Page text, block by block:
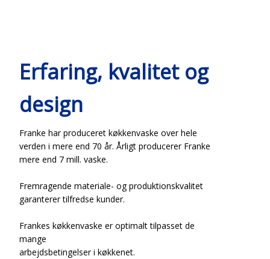
Erfaring, kvalitet og
design
Franke har produceret køkkenvaske over hele
verden i mere end 70 år. Årligt producerer Franke
mere end 7 mill. vaske.
Fremragende materiale- og produktionskvalitet
garanterer tilfredse kunder.
Frankes køkkenvaske er optimalt tilpasset de
mange
arbejdsbetingelser i køkkenet.